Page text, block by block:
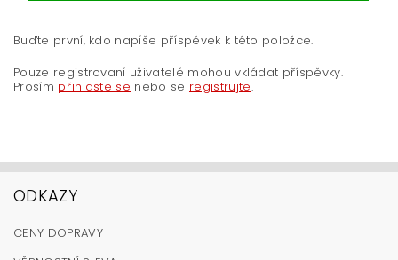
Buďte první, kdo napíše příspěvek k této položce.
Pouze registrovaní uživatelé mohou vkládat příspěvky.
Prosím přihlaste se nebo se registrujte.
ODKAZY
CENY DOPRAVY